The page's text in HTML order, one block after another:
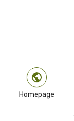
Homepage